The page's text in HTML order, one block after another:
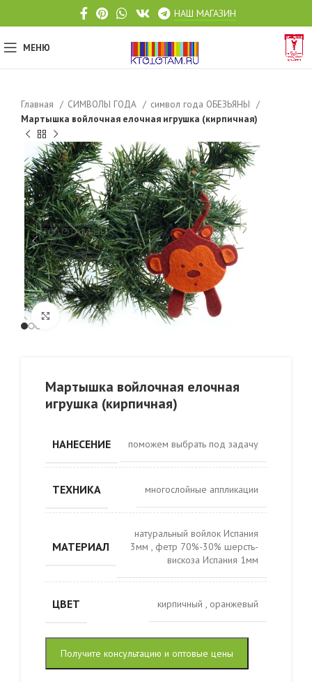
НАШ МАГАЗИН
МЕНЮ
Главная СИМВОЛЫ ГОДА
символ года ОБЕЗЬЯНЫ
Мартышка войлочная елочная игрушка (кирпичная)
Click to enlarge
Мартышка войлочная елочная
игрушка (кирпичная)
НАНЕСЕНИЕ поможем выбрать под задачу
ТЕХНИКА многослойные аппликации
МАТЕРИАЛ
натуральный войлок Испания
3мм , фетр 70%-30% шерсть-
вискоза Испания 1мм
ЦВЕТ кирпичный , оранжевый
Получите консультацию и оптовые цены